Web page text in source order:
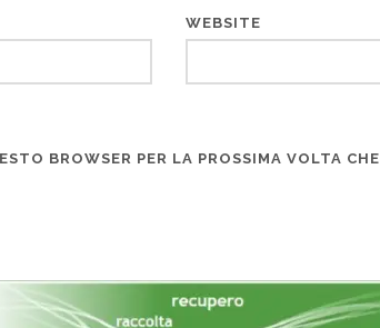
WEBSITE
BROWSER PER LA PROSSIMA VOLTA CHE